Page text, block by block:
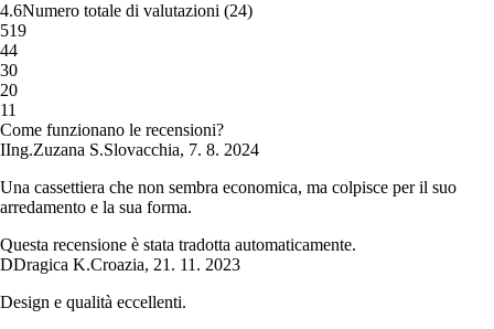
4.6Numero totale di valutazioni (24)
519
44
30
20
11
Come funzionano le recensioni?
IIng.Zuzana S.Slovacchia, 7. 8. 2024
Una cassettiera che non sembra economica, ma colpisce per il suo
arredamento e la sua forma.
Questa recensione è stata tradotta automaticamente.
DDragica K.Croazia, 21. 11. 2023
Design e qualità eccellenti.